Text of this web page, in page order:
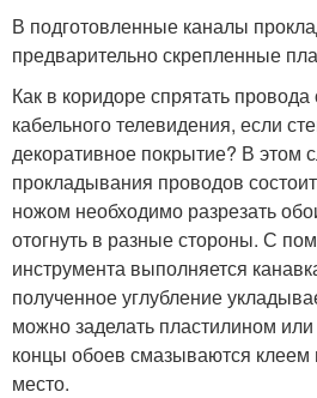
В подготовленные каналы
предварительно скрепленные
Как в коридоре спрятать провода
кабельного телевидения, если
декоративное покрытие? В этом
прокладывания проводов
ножом необходимо разрезать
отогнуть в разные стороны. С
инструмента выполняется
полученное углубление
можно заделать пластилином
концы обоев смазываются клеем
место.